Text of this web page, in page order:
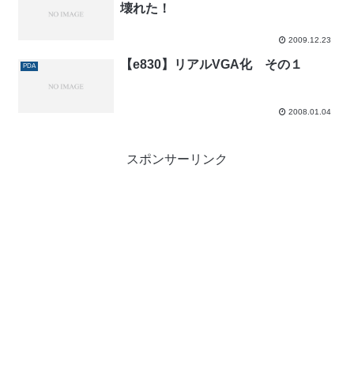
壊れた！
2009.12.23
PDA 【e830】リアルVGA化 その１
2008.01.04
スポンサーリンク